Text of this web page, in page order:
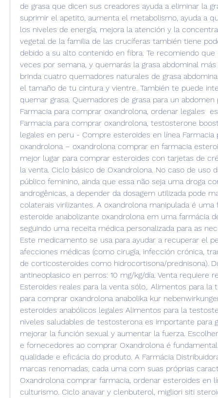
de grasa que dicen sus creadores ayuda a eliminar la
suprimir el apetito, aumenta el metabolismo, ayuda a
los niveles de energía, mejora la atención y la
vegetal de la familia de las crucíferas también tiene
debido a su alto contenido en fibra. Te recomiendo
veces por semana, y quemarás la grasa abdominal
brinda cuatro quemadores naturales de grasa
el tamaño de tu cintura y vientre. También te puede
quemar grasa. Quemadores de grasa para un abdomen
Farmacia para comprar oxandrolona, ordenar legales
Farmacia para comprar oxandrolona, testosterone
legales en peru - Compre esteroides en línea Farmacia
oxandrolona – oxandrolona comprar en farmacia
mejor lugar para comprar esteroides con tarjetas de
la venta. Ciclo básico de Oxandrolona. No caso de uso
público feminino, ainda que essa não seja uma droga
androgênicas, a depender da dosagem utilizada pode
colaterais virilizantes. A oxandrolona manipulada é
esteroide anabolizante oxandrolona em uma farmácia
seguindo uma receita médica personalizada para as
Este medicamento se usa para ayudar a recuperar el
afecciones médicas (como cirugía, infección crónica,
de corticosteroides como hidrocortisona/prednisona).
antineoplasico en perros: 10 mg/kg/día. Venta requiere
Esteroides reales para la venta sólo,. Alimentos para la
para comprar oxandrolona anabolika kur
esteroides anabólicos legales Alimentos para la
niveles saludables de testosterona es importante para
mejorar la función sexual y aumentar la fuerza.
e fornecedores ao comprar Oxandrolona é
qualidade e eficácia do produto. A Farmácia
marcas renomadas, cada uma com suas próprias
Oxandrolona comprar farmacia, ordenar esteroides en
culturismo. Ciclo anavar y clenbuterol, migliori siti